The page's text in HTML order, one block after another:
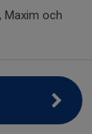
Maxim och